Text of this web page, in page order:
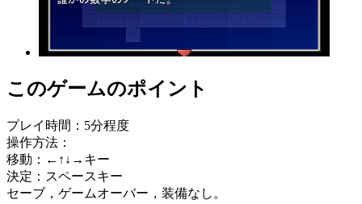
このゲームのポイント
プレイ時間：5分程度
操作方法：
移動：←↑↓→キー
決定：スペースキー
セーブ，ゲームオーバー，装備なし。